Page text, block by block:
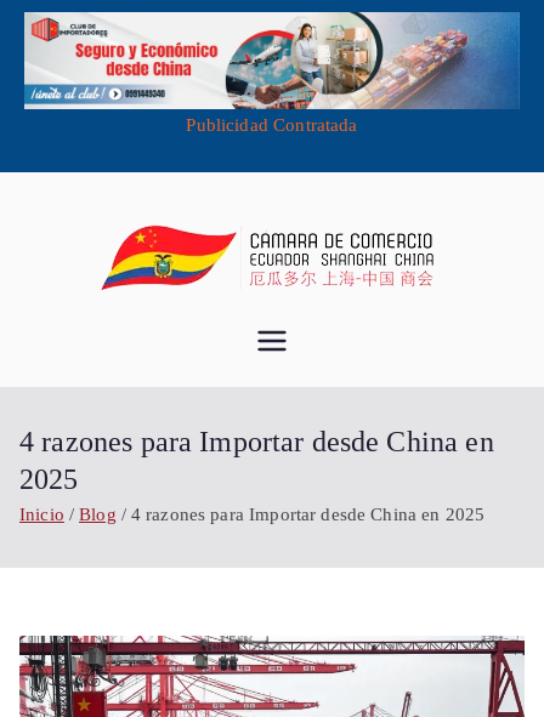
Publicidad Contratada
Comercio
Importa desde China - Compra en
4 razones para Importar desde China en
2025
Inicio Blog 4 razones para Importar desde China en 2025